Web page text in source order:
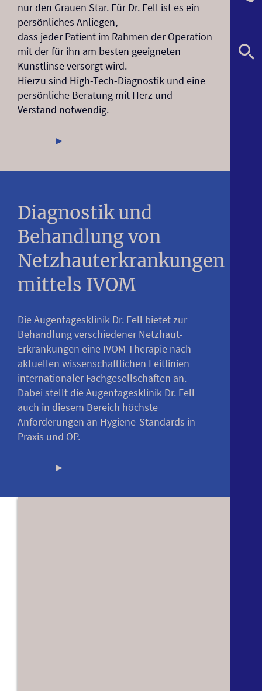
nur den Grauen Star. Für Dr. Fell ist es ein
persönliches Anliegen,
dass jeder Patient im Rahmen der Operation
mit der für ihn am besten geeigneten
Kunstlinse versorgt wird.
Hierzu sind High-Tech-Diagnostik und eine
persönliche Beratung mit Herz und
Verstand notwendig.
Diagnostik und
Behandlung von
Netzhauterkrankungen
mittels IVOM
Die Augentagesklinik Dr. Fell bietet zur
Behandlung verschiedener Netzhaut-
Erkrankungen eine IVOM Therapie nach
aktuellen wissenschaftlichen Leitlinien
internationaler Fachgesellschaften an.
Dabei stellt die Augentagesklinik Dr. Fell
auch in diesem Bereich höchste
Anforderungen an Hygiene-Standards in
Praxis und OP.